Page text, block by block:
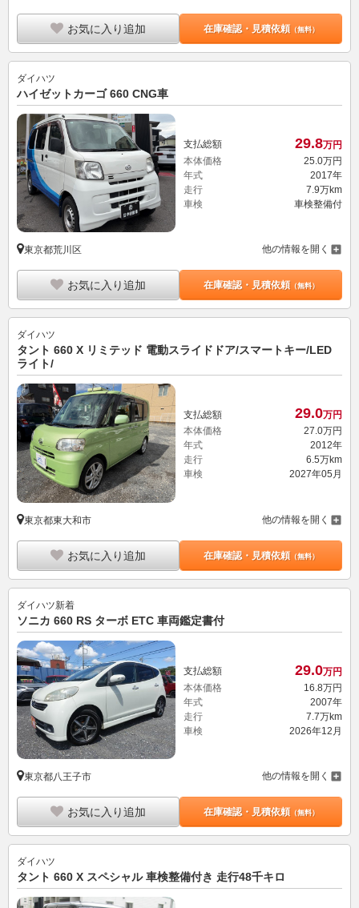
お気に入り追加 在庫確認・見積依頼（無料）
ダイハツ
ハイゼットカーゴ 660 CNG車
支払総額 29.8万円
本体価格
25. 0万円
年式
2017年
走行
7.9万km
車検
車検整備付
東京都荒川区 他の情報を開く
お気に入り追加 在庫確認・見積依頼（無料）
ダイハツ
タント 660 X リミテッド 電動スライドドア/スマートキー/LED
ライト/
支払総額 29.0万円
本体価格
27.0万円
年式
2012年
走行
6.5万km
車検
2027年05月
東京都東大和市 他の情報を開く
お気に入り追加 在庫確認・見積依頼（無料）
ダイハツ新着
ソニカ 660 RS ターボ ETC 車両鑑定書付
支払総額 29.0万円
本体価格
16. 8万円
年式
2007年
走行
7.7万km
車検
2026年12月
東京都八王子市 他の情報を開く
お気に入り追加 在庫確認・見積依頼（無料）
ダイハツ
タント 660 X スペシャル 車検整備付き 走行48千キロ